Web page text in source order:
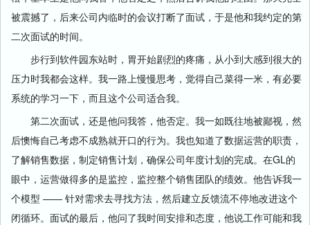
被震撼了，后来公司内临时的会议打断了面试，于是他和我约定的第
二次面试的时间。
步行到软件园东站时，胃开始剧烈的疼痛，从小到大感到很大的
压力时我都会这样。我一路上慢慢思考，觉得自己菜得一米，有必要
系统的学习一下，而且这个公司适合我。
第二次面试，还是他问我答，他否定。我一如既往地被鄙视，然
后懊悔自己考虑不成熟就开口的行为。我也知道了数据运营的职责，
了解销售数据，制定销售计划，确保公司年度计划的完成。在GL的
眼中，运营做得多的是监控，监控整个销售团队的绩效。他告诉我一
个模型 —— 针对需求去寻找方法，然后建立反馈流不停地改进这个
闭循环。面试的最后，他问了我时间安排和态度，他说工作可能和我